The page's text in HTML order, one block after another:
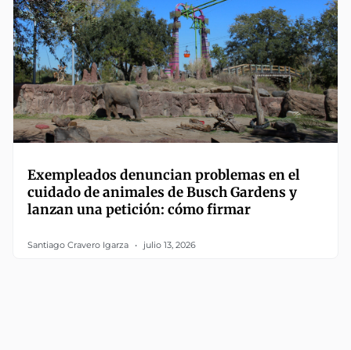
Exempleados denuncian problemas en el
cuidado de animales de Busch Gardens y
lanzan una petición: cómo firmar
Santiago Cravero Igarza julio 13, 2026